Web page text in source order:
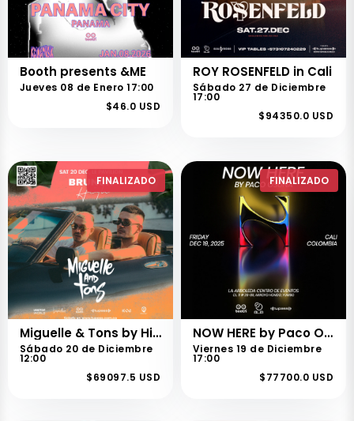
Booth presents &ME
Jueves 08 de Enero 17:00
$46.0 USD
ROY ROSENFELD in Cali
Sábado 27 de Diciembre
17:00
$94350.0 USD
FINALIZADO
Miguelle & Tons by High Xperiences
Sábado 20 de Diciembre
12:00
$69097.5 USD
FINALIZADO
NOW HERE by Paco Osuna en Cali
Viernes 19 de Diciembre
17:00
$77700.0 USD